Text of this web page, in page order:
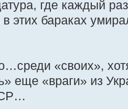
где каждый
этих бараках
«своих»,
еще «враги» из